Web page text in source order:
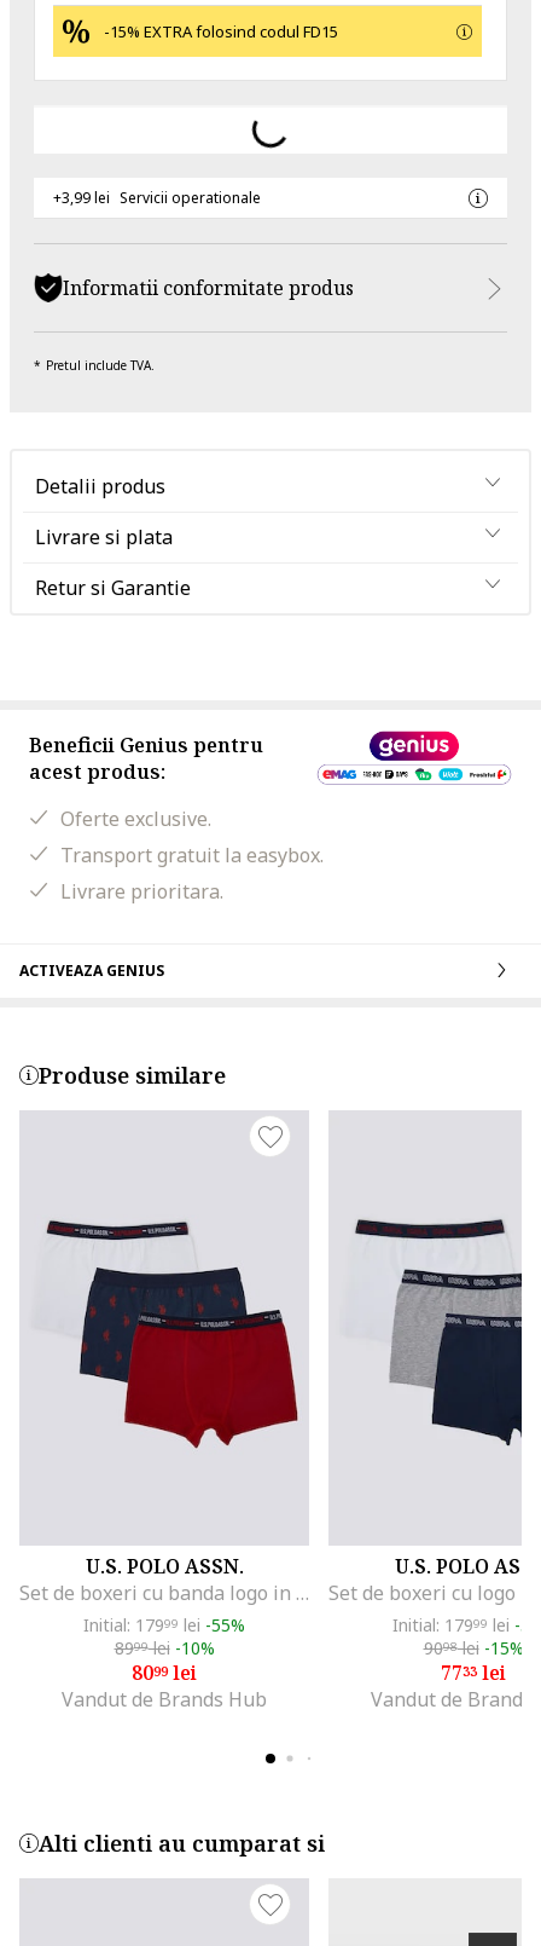
-15% EXTRA folosind codul FD15
+3,99 lei Servicii operationale
Informatii conformitate produs
Pretul include TVA.
Detalii produs
Livrare si plata
Retur si Garantie
Beneficii Genius pentru
acest produs:
Oferte exclusive.
Transport gratuit la easybox.
Livrare prioritara.
ACTIVEAZA GENIUS
Produse similare
U.S. POLO ASSN.
Set de boxeri cu banda logo in talie - 3 perechi, Rosu inchis/Bleumarin
Initial: 17999 lei -55%
8999lei -10%
8099lei
Vandut de Brands Hub
U.S. POLO
Initial: 17999 lei -
9098lei -15%
7733lei
Vandut de Brands
Alti clienti au cumparat si